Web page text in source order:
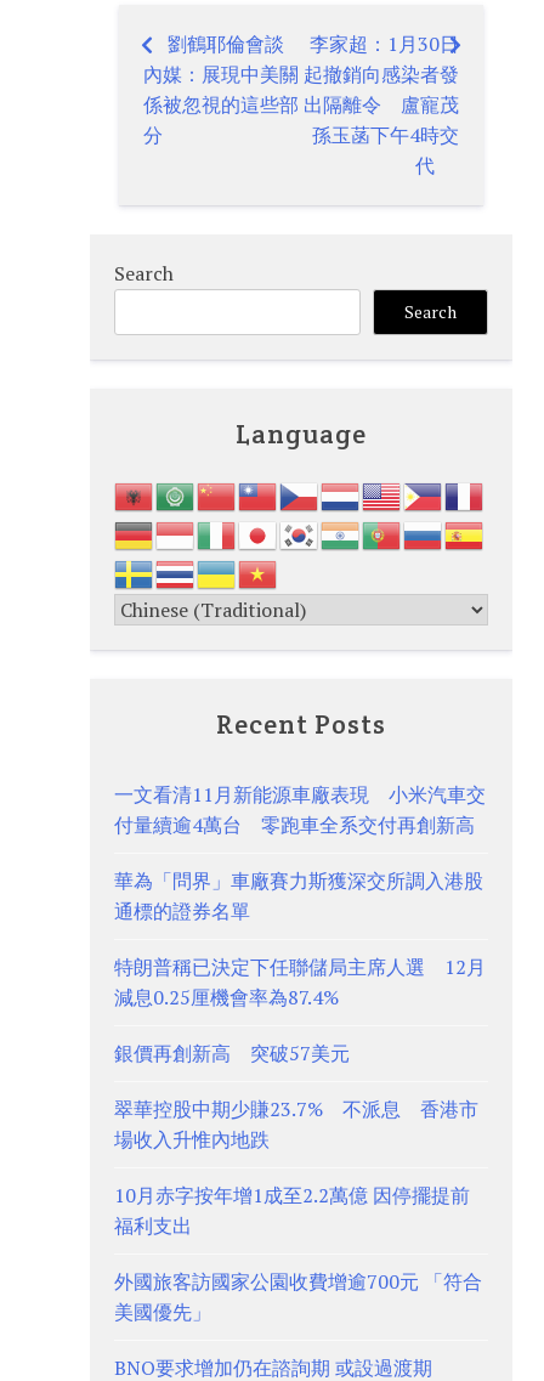
Post
navigation
劉鶴耶倫會談
內媒：展現中美關
係被忽視的這些部
分
李家超：1月30日
起撤銷向感染者發
出隔離令 盧寵茂
孫玉菡下午4時交
代
Search
Search
Language
Recent Posts
一文看清11月新能源車廠表現 小米汽車交
付量續逾4萬台 零跑車全系交付再創新高
華為「問界」車廠賽力斯獲深交所調入港股
通標的證券名單
特朗普稱已決定下任聯儲局主席人選 12月
減息0.25厘機會率為87.4%
銀價再創新高 突破57美元
翠華控股中期少賺23.7% 不派息 香港市
場收入升惟內地跌
10月赤字按年增1成至2.2萬億 因停擺提前
福利支出
外國旅客訪國家公園收費增逾700元 「符合
美國優先」
BNO要求增加仍在諮詢期 或設過渡期